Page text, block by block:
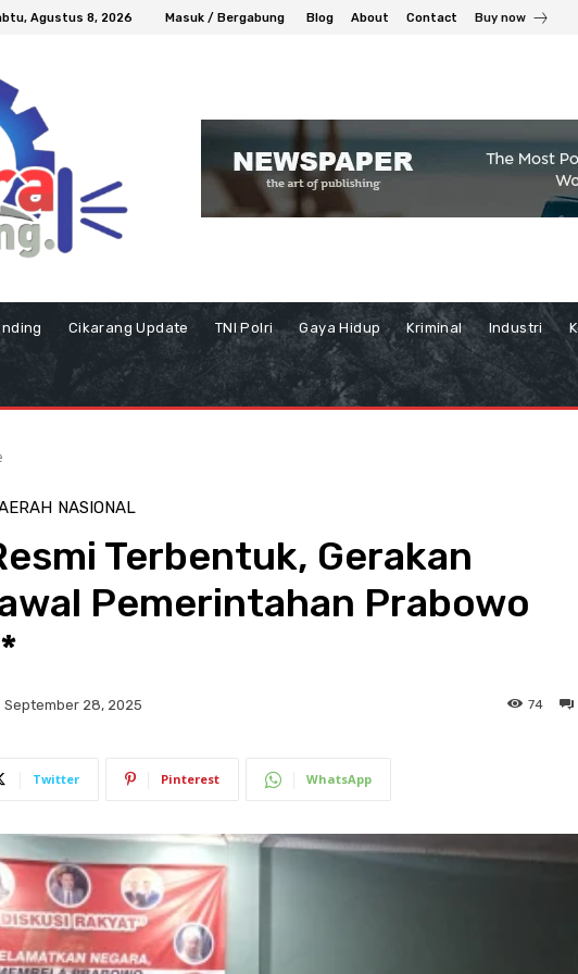
Agustus 8, 2026 Masuk / Bergabung Blog About Contact Buy now
Cikarang Update TNI Polri Gaya Hidup Kriminal Industri
NASIONAL
Terbentuk, Gerakan
Pemerintahan Prabowo
September 28, 2025 74
Twitter Pinterest WhatsApp